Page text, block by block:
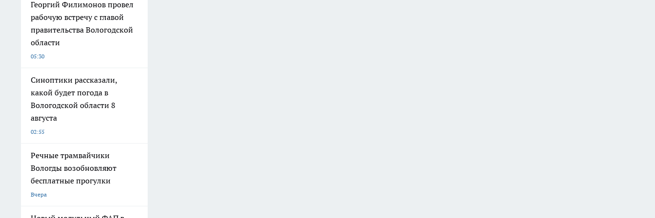
Георгий Филимонов провел
рабочую встречу с главой
правительства Вологодской
области
05:30
Синоптики рассказали,
какой будет погода в
Вологодской области 8
августа
02:55
Речные трамвайчики
Вологды возобновляют
бесплатные прогулки
Вчера